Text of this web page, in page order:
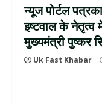
न्यूज पोर्टल
इष्टवाल के
मुख्यमंत्री पुष्कर
Uk Fast Khabar